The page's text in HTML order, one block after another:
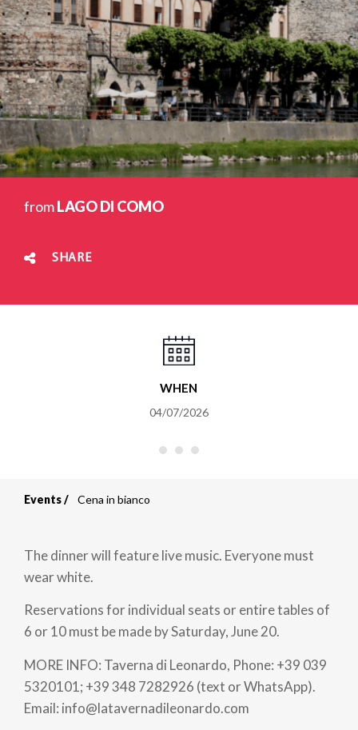
fromLAGO DI COMO
SHARE
WHEN
04/07/2026
Events Cena in bianco
The dinner will feature live music. Everyone must
wear white.
Reservations for individual seats or entire tables of
6 or 10 must be made by Saturday, June 20.
MORE INFO: Taverna di Leonardo, Phone: +39 039
5320101; +39 348 7282926 (text or WhatsApp).
Email: info@latavernadileonardo.com